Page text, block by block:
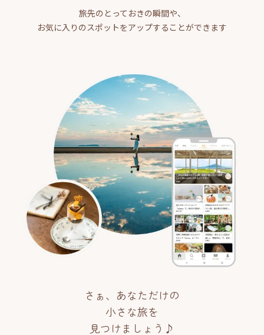
旅先のとっておきの瞬間や、
お気に入りのスポットをアップすることができます
さぁ、あなただけの
小さな旅を
見つけましょう♪